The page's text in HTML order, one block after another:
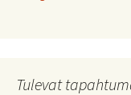
Tulevat